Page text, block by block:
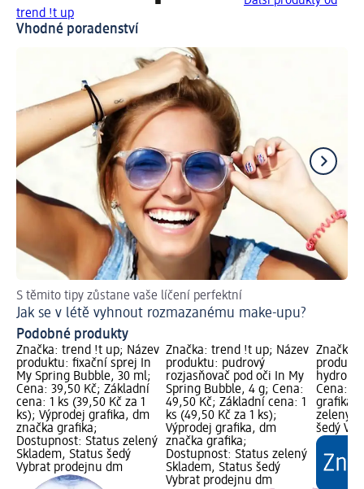
trend !t up
Vhodné poradenství
S těmito tipy zůstane vaše líčení perfektní
Jak se v létě vyhnout rozmazanému make-upu?
Podobné produkty
Značka: trend !t up; Název
produktu: fixační sprej In
My Spring Bubble, 30 ml;
Cena: 39,50 Kč; Základní
cena: 1 ks (39,50 Kč za 1
ks); Výprodej grafika, dm
značka grafika;
Dostupnost: Status zelený
Skladem, Status šedý
Vybrat prodejnu dm
Značka: trend !t up; Název
produktu: pudrový
rozjasňovač pod oči In My
Spring Bubble, 4 g; Cena:
49,50 Kč; Základní cena: 1
ks (49,50 Kč za 1 ks);
Výprodej grafika, dm
značka grafika;
Dostupnost: Status zelený
Skladem, Status šedý
Vybrat prodejnu dm
Značka:
hydro +
Cena:
grafika;
zelený
šedý